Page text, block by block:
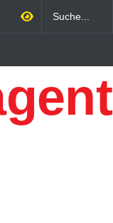
Wirtschaftsfaktor: Wie
Qualitätstourismus
profitieren